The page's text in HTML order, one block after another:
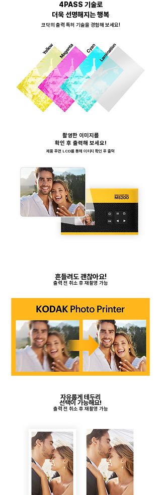
4PASS 기술로
더욱 선명해지는 행복
​코닥의 출력 특허 기술을 경험해 보세요!
촬영한 이미지를
확인 후 출력해 보세요!
​제품 후면 LCD를 통해 이미지 확인 후 출력
자유롭게 테두리
​선택이 가능해요!
​출력 전 취소 후 재촬영 가능
흔들려도 괜찮아요!
출력 전 취소 후 재촬영 가능